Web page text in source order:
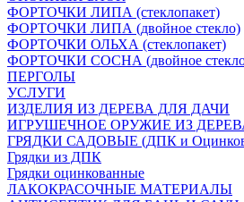
ФОРТОЧКИ ЛИПА (стеклопакет)
ФОРТОЧКИ ЛИПА (двойное стекло)
ФОРТОЧКИ ОЛЬХА (стеклопакет)
ФОРТОЧКИ СОСНА (двойное
ПЕРГОЛЫ
УСЛУГИ
ИЗДЕЛИЯ ИЗ ДЕРЕВА ДЛЯ ДАЧИ
ИГРУШЕЧНОЕ ОРУЖИЕ ИЗ
ГРЯДКИ САДОВЫЕ (ДПК и
Грядки из ДПК
Грядки оцинкованные
ЛАКОКРАСОЧНЫЕ МАТЕРИАЛЫ